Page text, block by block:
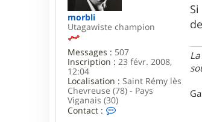
r
e
d
d
morbli
Utagawiste champion
Messages : 507
Inscription : 23 févr. 2008,
12:04
Localisation : Saint Rémy lès
Chevreuse (78) - Pays
Viganais (30)
Contact :
g
e